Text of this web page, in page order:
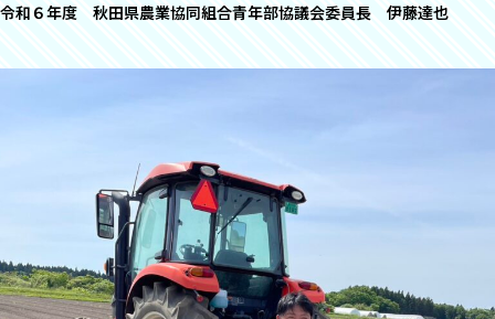
令和６年度 秋田県農業協同組合青年部協議会委員長 伊藤達也